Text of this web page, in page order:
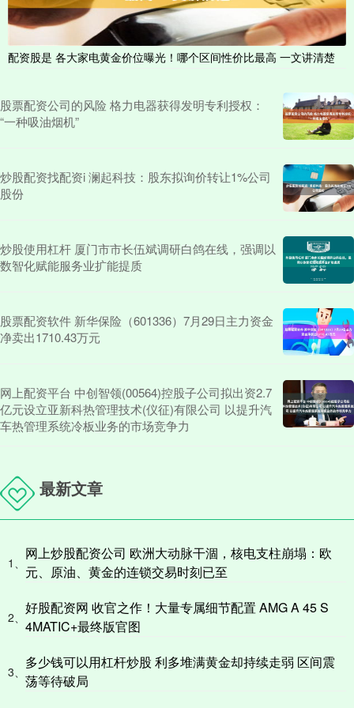
配资股是 各大家电黄金价位曝光！哪个区间性价比最高 一文讲清楚
股票配资公司的风险 格力电器获得发明专利授权：
“一种吸油烟机”
炒股配资找配资i 澜起科技：股东拟询价转让1%公司
股份
炒股使用杠杆 厦门市市长伍斌调研白鸽在线，强调以
数智化赋能服务业扩能提质
股票配资软件 新华保险（601336）7月29日主力资金
净卖出1710.43万元
网上配资平台 中创智领(00564)控股子公司拟出资2.7
亿元设立亚新科热管理技术(仪征)有限公司 以提升汽
车热管理系统冷板业务的市场竞争力
最新文章
1、
网上炒股配资公司 欧洲大动脉干涸，核电支柱崩塌：欧
元、原油、黄金的连锁交易时刻已至
2、
好股配资网 收官之作！大量专属细节配置 AMG A 45 S
4MATIC+最终版官图
3、
多少钱可以用杠杆炒股 利多堆满黄金却持续走弱 区间震
荡等待破局